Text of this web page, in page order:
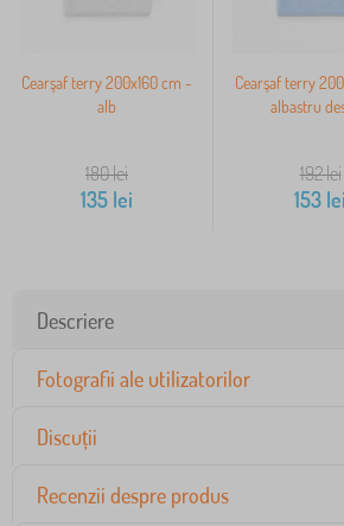
Cearşaf terry 200x160 cm -
alb
180lei
135 lei
Cearşaf terry
albastru
192lei
153 lei
Descriere
Fotografii ale utilizatorilor
Discuții
Recenzii despre produs